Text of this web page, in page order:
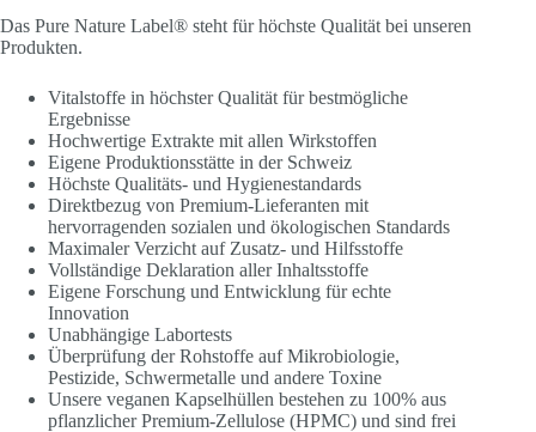
Das Pure Nature Label® steht für höchste Qualität bei unseren
Produkten.
Vitalstoffe in höchster Qualität für bestmögliche
Ergebnisse
Hochwertige Extrakte mit allen Wirkstoffen
Eigene Produktionsstätte in der Schweiz
Höchste Qualitäts- und Hygienestandards
Direktbezug von Premium-Lieferanten mit
hervorragenden sozialen und ökologischen Standards
Maximaler Verzicht auf Zusatz- und Hilfsstoffe
Vollständige Deklaration aller Inhaltsstoffe
Eigene Forschung und Entwicklung für echte
Innovation
Unabhängige Labortests
Überprüfung der Rohstoffe auf Mikrobiologie,
Pestizide, Schwermetalle und andere Toxine
Unsere veganen Kapselhüllen bestehen zu 100% aus
pflanzlicher Premium-Zellulose (HPMC) und sind frei